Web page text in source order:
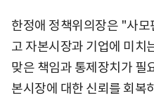
한정애 정책위의장은 "사
고 자본시장과 기업에 미치
맞은 책임과 통제장치가
본시장에 대한 신뢰를 회복